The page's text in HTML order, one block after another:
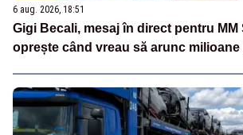
6 aug. 2026, 18:51
Gigi Becali, mesaj în direct pentru MM
oprește când vreau să arunc milioane